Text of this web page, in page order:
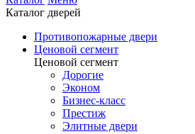
Каталог дверей
Противопожарные двери
Ценовой сегмент
Ценовой сегмент
Дорогие
Эконом
Бизнес-класс
Престиж
Элитные двери